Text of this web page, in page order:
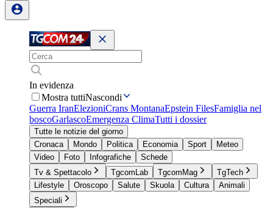
In evidenza
Mostra tuttiNascondi
Guerra IranElezioniCrans MontanaEpstein FilesFamiglia nel
boscoGarlascoEmergenza ClimaTutti i dossier
Tutte le notizie del giorno
Cronaca
Mondo Politica Economia Sport
Meteo
Video
Foto Infografiche
Schede
Tv & Spettacolo
TgcomLab TgcomMag
TgTech
Lifestyle
Oroscopo Salute Skuola Cultura
Animali
Speciali